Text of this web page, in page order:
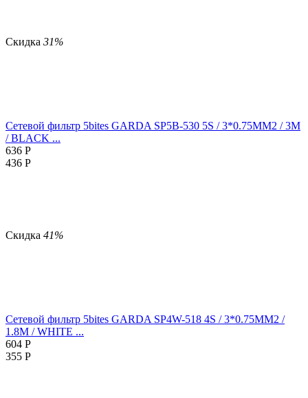
Скидка 31%
Сетевой фильтр 5bites GARDA SP5B-530 5S / 3*0.75MM2 / 3M
/ BLACK ...
636 Р
436 Р
Скидка 41%
Сетевой фильтр 5bites GARDA SP4W-518 4S / 3*0.75MM2 /
1.8M / WHITE ...
604 Р
355 Р